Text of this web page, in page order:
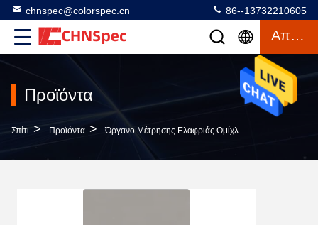
chnspec@colorspec.cn 86--13732210605
Απόσπασμα
Προϊόντα
Σπίτι > Προϊόντα > Όργανο Μέτρησης Ελαφριάς Ομίχλης